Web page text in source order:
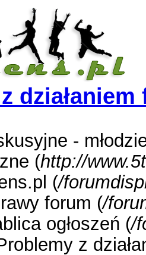
działaniem
-
(http://
(/
forum (/
ogłoszeń (/
z